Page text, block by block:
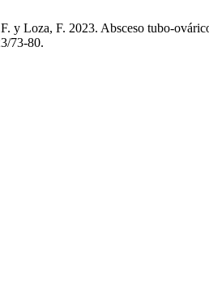
Loza, F. 2023. Absceso tubo-
73-80.